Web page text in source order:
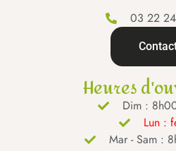
03 22
Heures
Dim :
Lun :
Mar - Sam :